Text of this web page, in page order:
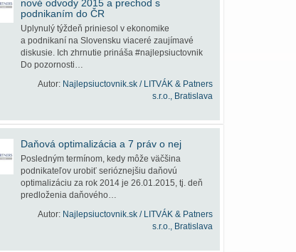
nové odvody 2015 a prechod s
podnikaním do ČR
Uplynulý týždeň priniesol v ekonomike
a podnikaní na Slovensku viaceré zaujímavé
diskusie. Ich zhrnutie prináša #najlepsiuctovnik
Do pozornosti…
Autor: Najlepsiuctovnik.sk / LITVÁK & Patners
s.r.o., Bratislava
Daňová optimalizácia a 7 práv o nej
Posledným termínom, kedy môže väčšina
podnikateľov urobiť serióznejšiu daňovú
optimalizáciu za rok 2014 je 26.01.2015, tj. deň
predloženia daňového…
Autor: Najlepsiuctovnik.sk / LITVÁK & Patners
s.r.o., Bratislava